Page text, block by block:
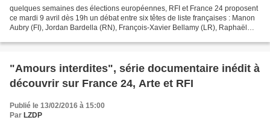
quelques semaines des élections européennes, RFI et France 24 proposent
ce mardi 9 avril dès 19h un débat entre six têtes de liste françaises : Manon
Aubry (FI), Jordan Bardella (RN), François-Xavier Bellamy (LR), Raphaël
"Amours interdites", série documentaire inédit à
découvrir sur France 24, Arte et RFI
Publié le 13/02/2016 à 15:00
Par LZDP